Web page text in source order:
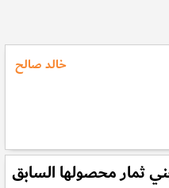
خالد صالح
ثمار محصولها السابق